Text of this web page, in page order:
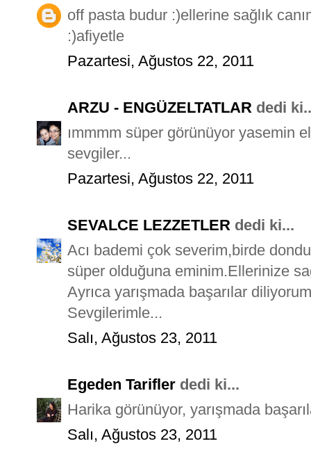
off pasta budur :)ellerine sağlık
:)afiyetle
Pazartesi, Ağustos 22, 2011
ARZU - ENGÜZELTATLAR dedi
ımmmm süper görünüyor yasemin
sevgiler...
Pazartesi, Ağustos 22, 2011
SEVALCE LEZZETLER dedi ki...
Acı bademi çok severim,birde
süper olduğuna eminim.Ellerinize
Ayrıca yarışmada başarılar
Sevgilerimle...
Salı, Ağustos 23, 2011
Egeden Tarifler dedi ki...
Harika görünüyor, yarışmada
Salı, Ağustos 23, 2011